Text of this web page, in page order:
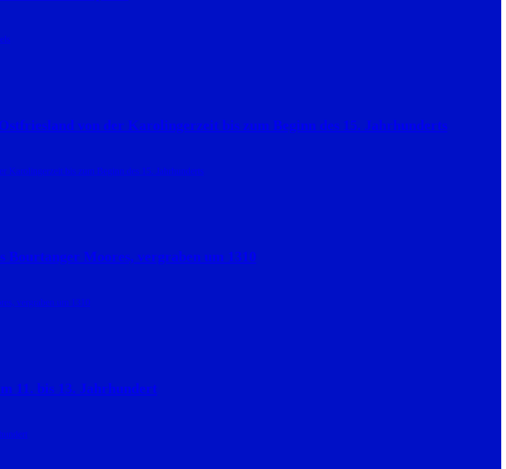
von der Karolingerzeit bis zum Beginn des 15. Jahrhunderts
Karolingerzeit bis zum Beginn des 15. Jahrhunderts
Bourtanger Moores, vergraben um 1310
vergraben um 1310
11. bis 13. Jahrhundert